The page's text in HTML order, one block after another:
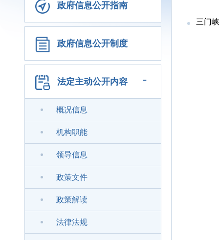
政府信息公开指南
政府信息公开制度
法定主动公开内容 -
概况信息
机构职能
领导信息
政策文件
政策解读
法律法规
三门